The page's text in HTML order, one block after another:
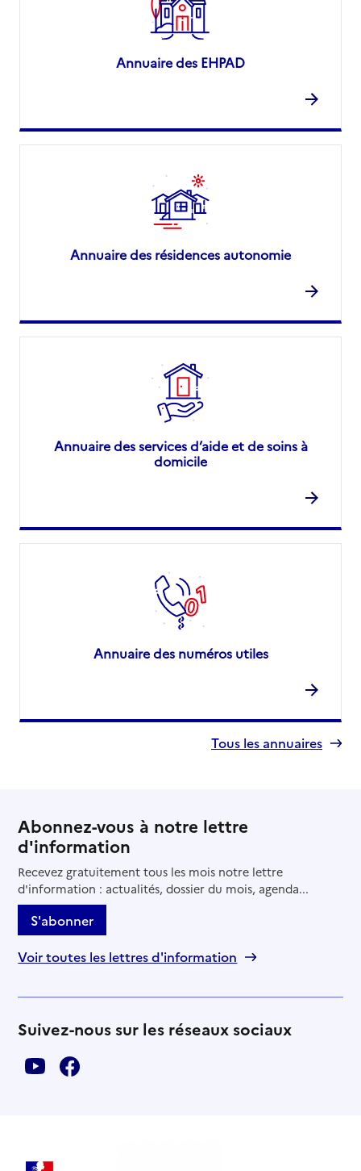
Annuaire des EHPAD
Annuaire des résidences autonomie
Annuaire des services d’aide et de soins à
domicile
Annuaire des numéros utiles
Tous les annuaires
Abonnez-vous à notre lettre
d'information
Recevez gratuitement tous les mois notre lettre
d'information : actualités, dossier du mois, agenda...
S'abonner
Voir toutes les lettres d'information
Suivez-nous sur les réseaux sociaux